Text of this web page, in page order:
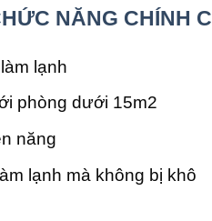
NĂNG CHÍNH
lạnh
phòng dưới 15m2
năng
lạnh mà không bị khô